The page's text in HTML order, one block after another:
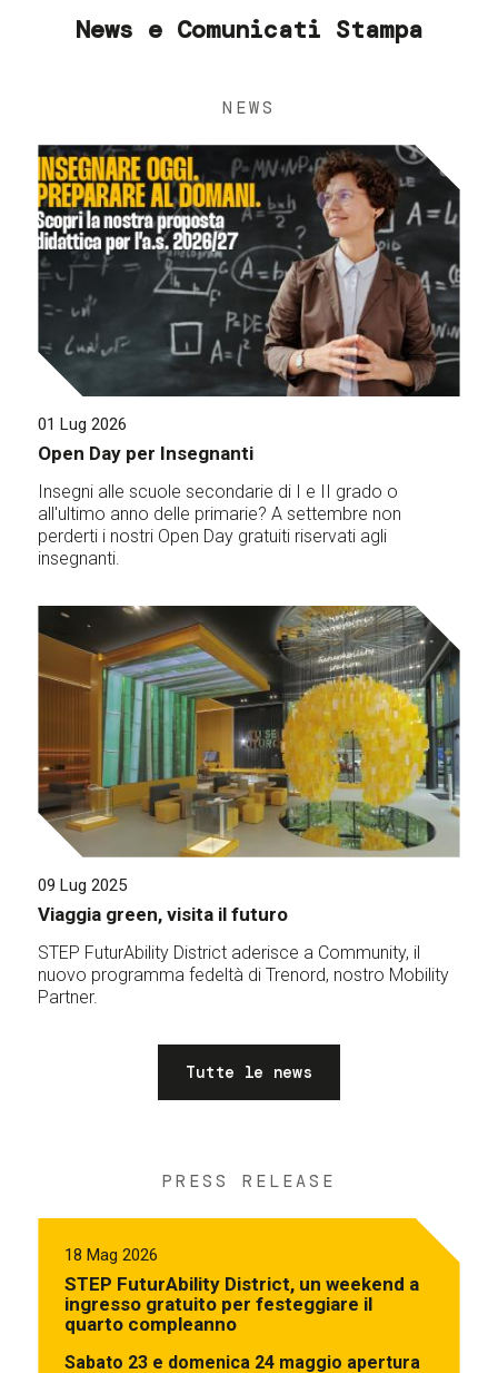
News e Comunicati Stampa
NEWS
01 Lug 2026
Open Day per Insegnanti
Insegni alle scuole secondarie di I e II grado o
all'ultimo anno delle primarie? A settembre non
perderti i nostri Open Day gratuiti riservati agli
insegnanti.
09 Lug 2025
Viaggia green, visita il futuro
STEP FuturAbility District aderisce a Community, il
nuovo programma fedeltà di Trenord, nostro Mobility
Partner.
Tutte le news
PRESS RELEASE
18 Mag 2026
STEP FuturAbility District, un weekend a
ingresso gratuito per festeggiare il
quarto compleanno
Sabato 23 e domenica 24 maggio apertura